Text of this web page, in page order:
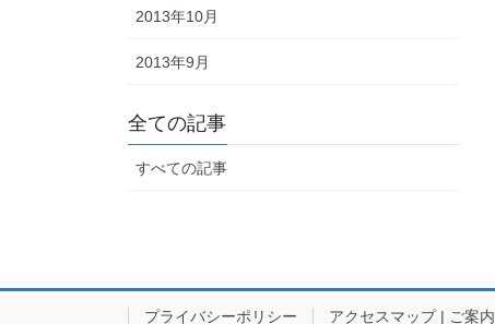
2013年10月
2013年9月
全ての記事
すべての記事
プライバシーポリシー アクセスマップ | ご案内